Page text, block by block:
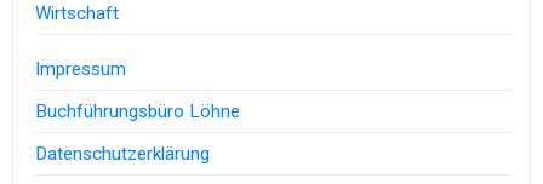
Wirtschaft
Impressum
Buchführungsbüro Löhne
Datenschutzerklärung